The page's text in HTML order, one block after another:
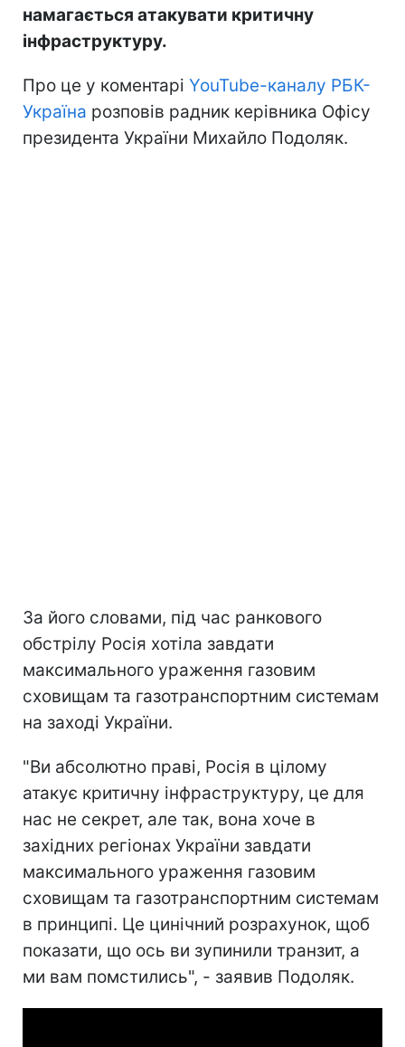
намагається атакувати критичну
інфраструктуру.
Про це у коментарі YouTube-каналу РБК-
Україна розповів радник керівника Офісу
президента України Михайло Подоляк.
За його словами, під час ранкового
обстрілу Росія хотіла завдати
максимального ураження газовим
сховищам та газотранспортним системам
на заході України.
"Ви абсолютно праві, Росія в цілому
атакує критичну інфраструктуру, це для
нас не секрет, але так, вона хоче в
західних регіонах України завдати
максимального ураження газовим
сховищам та газотранспортним системам
в принципі. Це цинічний розрахунок, щоб
показати, що ось ви зупинили транзит, а
ми вам помстились", - заявив Подоляк.